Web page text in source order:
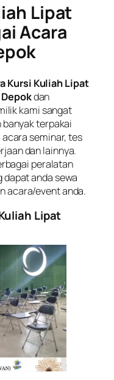
Lipat
Acara
Kursi Kuliah Lipat
dan
kami sangat
terpakai
seminar, tes
dan lainnya.
peralatan
dapat anda sewa
acara/event anda.
Lipat